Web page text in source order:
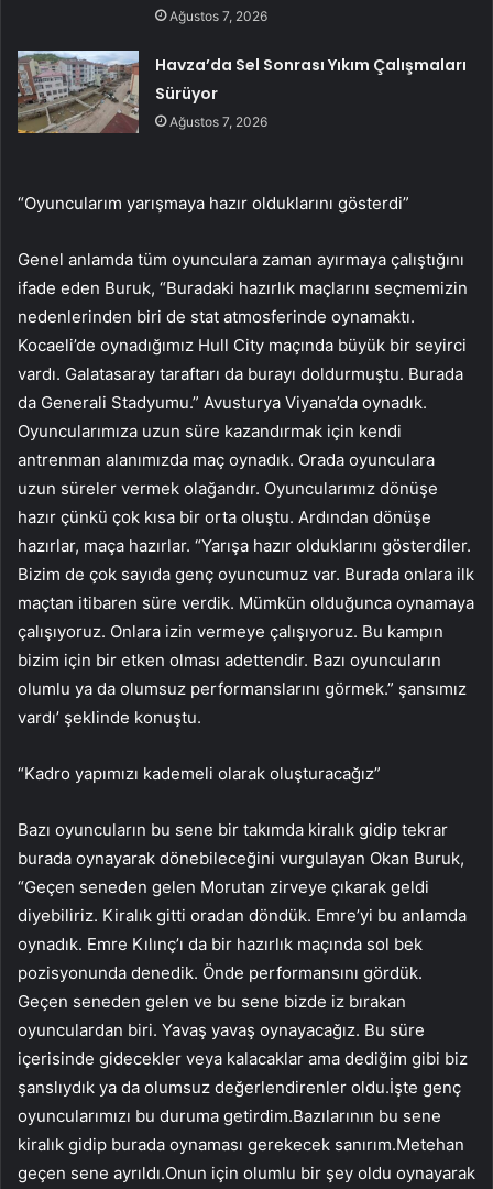
Ağustos 7, 2026
Havza’da Sel Sonrası Yıkım Çalışmaları
Sürüyor
Ağustos 7, 2026
“Oyuncularım yarışmaya hazır olduklarını gösterdi”
Genel anlamda tüm oyunculara zaman ayırmaya çalıştığını
ifade eden Buruk, “Buradaki hazırlık maçlarını seçmemizin
nedenlerinden biri de stat atmosferinde oynamaktı.
Kocaeli’de oynadığımız Hull City maçında büyük bir seyirci
vardı. Galatasaray taraftarı da burayı doldurmuştu. Burada
da Generali Stadyumu.” Avusturya Viyana’da oynadık.
Oyuncularımıza uzun süre kazandırmak için kendi
antrenman alanımızda maç oynadık. Orada oyunculara
uzun süreler vermek olağandır. Oyuncularımız dönüşe
hazır çünkü çok kısa bir orta oluştu. Ardından dönüşe
hazırlar, maça hazırlar. “Yarışa hazır olduklarını gösterdiler.
Bizim de çok sayıda genç oyuncumuz var. Burada onlara ilk
maçtan itibaren süre verdik. Mümkün olduğunca oynamaya
çalışıyoruz. Onlara izin vermeye çalışıyoruz. Bu kampın
bizim için bir etken olması adettendir. Bazı oyuncuların
olumlu ya da olumsuz performanslarını görmek.” şansımız
vardı’ şeklinde konuştu.
“Kadro yapımızı kademeli olarak oluşturacağız”
Bazı oyuncuların bu sene bir takımda kiralık gidip tekrar
burada oynayarak dönebileceğini vurgulayan Okan Buruk,
“Geçen seneden gelen Morutan zirveye çıkarak geldi
diyebiliriz. Kiralık gitti oradan döndük. Emre’yi bu anlamda
oynadık. Emre Kılınç’ı da bir hazırlık maçında sol bek
pozisyonunda denedik. Önde performansını gördük.
Geçen seneden gelen ve bu sene bizde iz bırakan
oyunculardan biri. Yavaş yavaş oynayacağız. Bu süre
içerisinde gidecekler veya kalacaklar ama dediğim gibi biz
şanslıydık ya da olumsuz değerlendirenler oldu.İşte genç
oyuncularımızı bu duruma getirdim.Bazılarının bu sene
kiralık gidip burada oynaması gerekecek sanırım.Metehan
geçen sene ayrıldı.Onun için olumlu bir şey oldu oynayarak